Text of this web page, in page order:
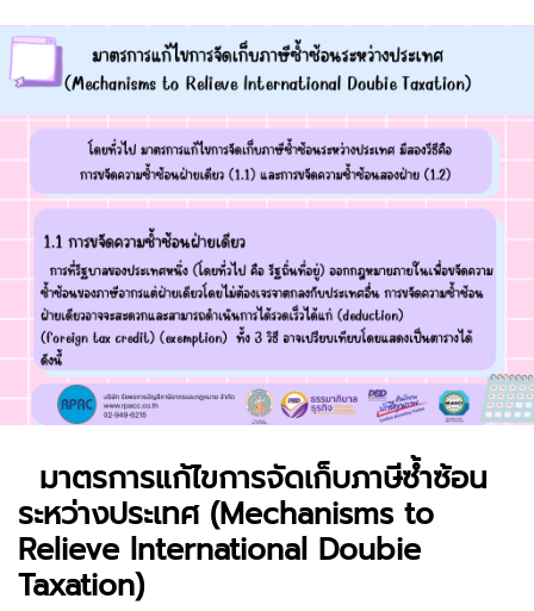
มาตรการแก้ไขการจัดเก็บภาษีซ้ำซ้อน
ระหว่างประเทศ (Mechanisms to
Relieve lnternational Doubie
Taxation)